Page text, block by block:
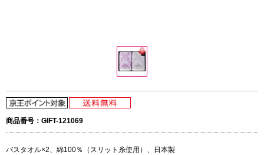
商品番号：GIFT-121069
バスタオル×2、綿100％（スリット糸使用）、日本製